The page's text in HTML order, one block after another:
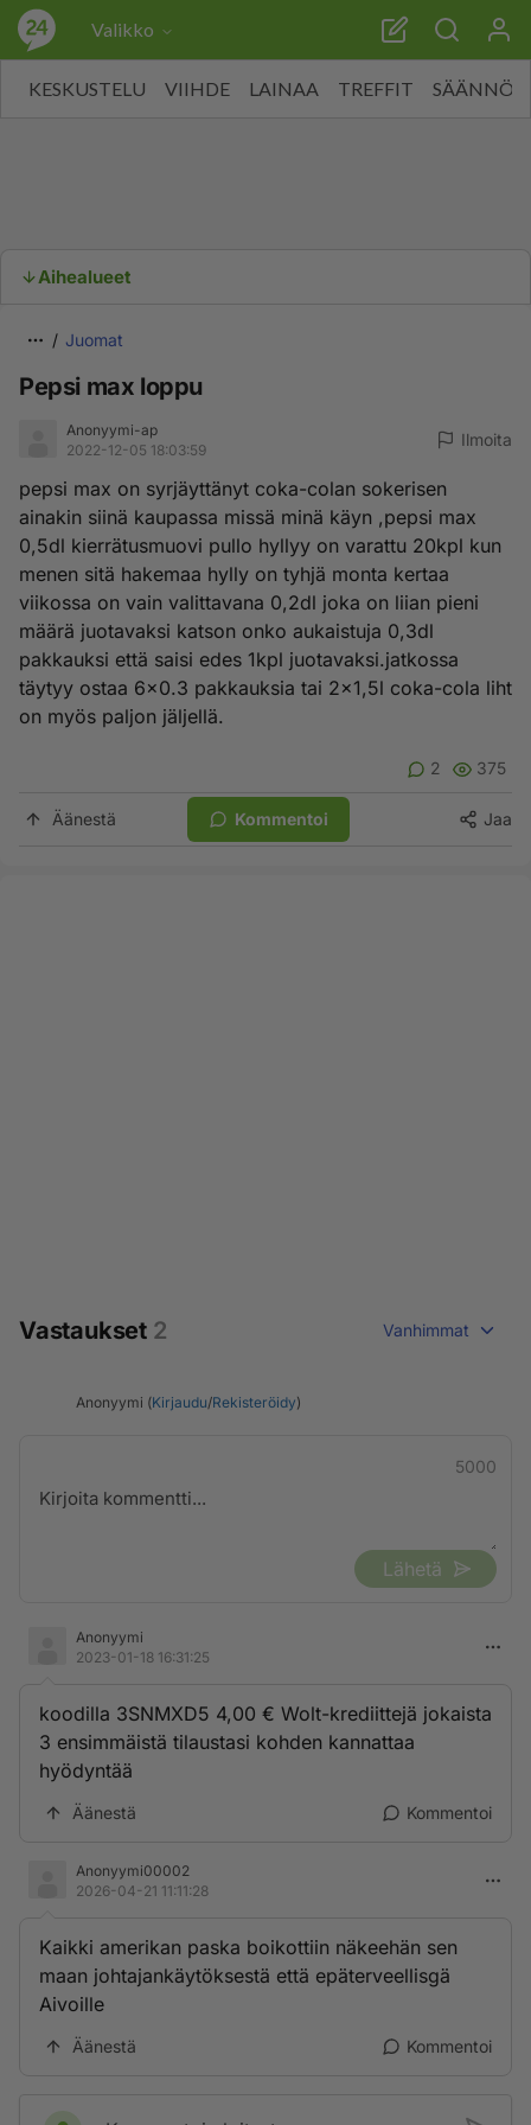
Valikko
KESKUSTELU VIIHDE LAINAA TREFFIT SÄÄNNÖT
Aihealueet
Juomat
Pepsi max loppu
Anonyymi-ap
2022-12-05 18:03:59
Ilmoita
pepsi max on syrjäyttänyt coka-colan sokerisen
ainakin siinä kaupassa missä minä käyn ,pepsi max
0,5dl kierrätusmuovi pullo hyllyy on varattu 20kpl kun
menen sitä hakemaa hylly on tyhjä monta kertaa
viikossa on vain valittavana 0,2dl joka on liian pieni
määrä juotavaksi katson onko aukaistuja 0,3dl
pakkauksi että saisi edes 1kpl juotavaksi.jatkossa
täytyy ostaa 6x0.3 pakkauksia tai 2x1,5l coka-cola liht
on myös paljon jäljellä.
2 375
Äänestä Kommentoi Jaa
Vastaukset 2 Vanhimmat
Anonyymi (Kirjaudu/Rekisteröidy)
5000
Lähetä
Anonyymi
2023-01-18 16:31:25
koodilla 3SNMXD5 4,00 € Wolt-krediittejä jokaista
3 ensimmäistä tilaustasi kohden kannattaa
hyödyntää
Äänestä Kommentoi
Anonyymi00002
2026-04-21 11:11:28
Kaikki amerikan paska boikottiin näkeehän sen
maan johtajankäytöksestä että epäterveellisgä
Aivoille
Äänestä Kommentoi